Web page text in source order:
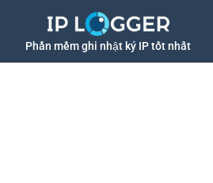
Phần mềm ghi nhật ký IP tốt nhất